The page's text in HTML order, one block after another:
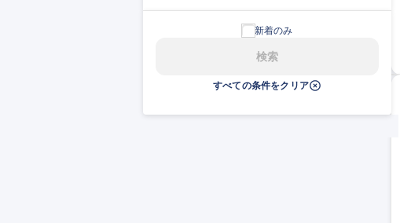
新着のみ
検索
すべての条件をクリア